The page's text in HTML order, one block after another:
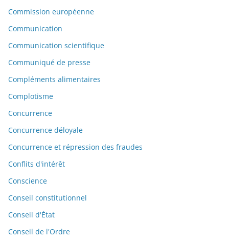
Commission européenne
Communication
Communication scientifique
Communiqué de presse
Compléments alimentaires
Complotisme
Concurrence
Concurrence déloyale
Concurrence et répression des fraudes
Conflits d'intérêt
Conscience
Conseil constitutionnel
Conseil d'État
Conseil de l'Ordre